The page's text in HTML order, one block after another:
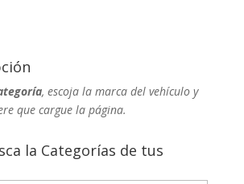
, escoja la marca del vehículo y
que cargue la página.
la Categorías de tus